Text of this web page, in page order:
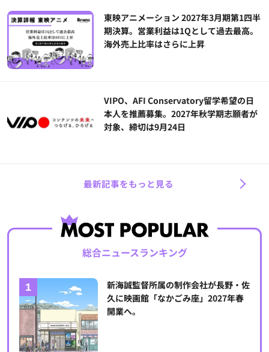
東映アニメーション 2027年3月期第1四半
期決算。営業利益は1Qとして過去最高。
海外売上比率はさらに上昇
VIPO、AFI Conservatory留学希望の日
本人を推薦募集。2027年秋学期志願者が
対象、締切は9月24日
最新記事をもっと見る
総合ニュースランキング
新海誠監督所属の制作会社が長野・佐
久に映画館「なかごみ座」2027年春
開業へ。